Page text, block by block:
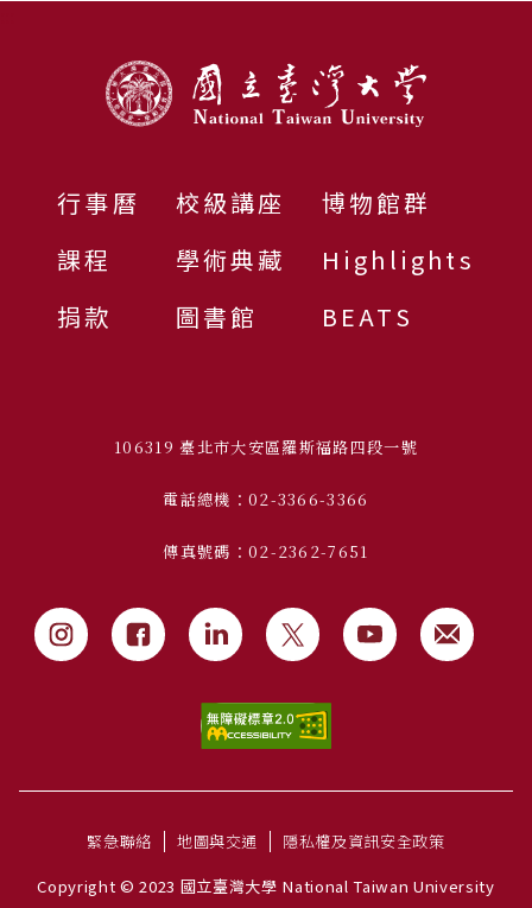
行事曆
課程
捐款
校級講座
學術典藏
圖書館
博物館群
Highlights
BEATS
106319 臺北市大安區羅斯福路四段一號
電話總機：02-3366-3366
傳真號碼：02-2362-7651
緊急聯絡 地圖與交通
隱私權及資訊安全政策
Copyright © 2023 國立臺灣大學 National Taiwan University